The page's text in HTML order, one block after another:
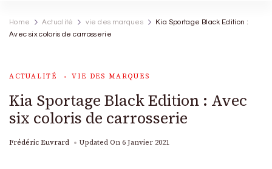
Home Actualité vie des marques
Kia Sportage Black Edition :
Avec six coloris de carrosserie
ACTUALITÉ VIE DES MARQUES
Kia Sportage Black Edition : Avec
six coloris de carrosserie
Frédéric Euvrard Updated On6 Janvier 2021